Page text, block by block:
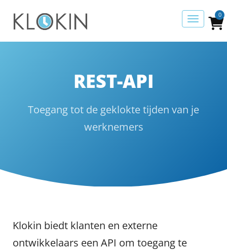
0
REST-API
Toegang tot de geklokte tijden van je
werknemers
Klokin biedt klanten en externe
ontwikkelaars een API om toegang te